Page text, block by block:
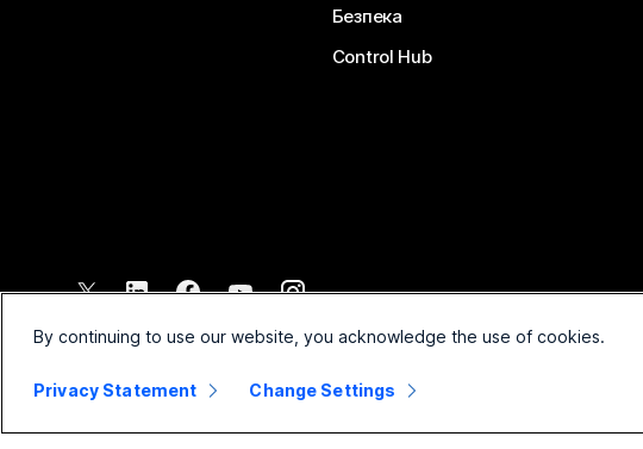
Безпека
Control Hub
2026 Cisco і (або) афілійовані компанії. Усі права захищено.
By continuing to use our website, you acknowledge the use of cookies.
Privacy Statement Change Settings